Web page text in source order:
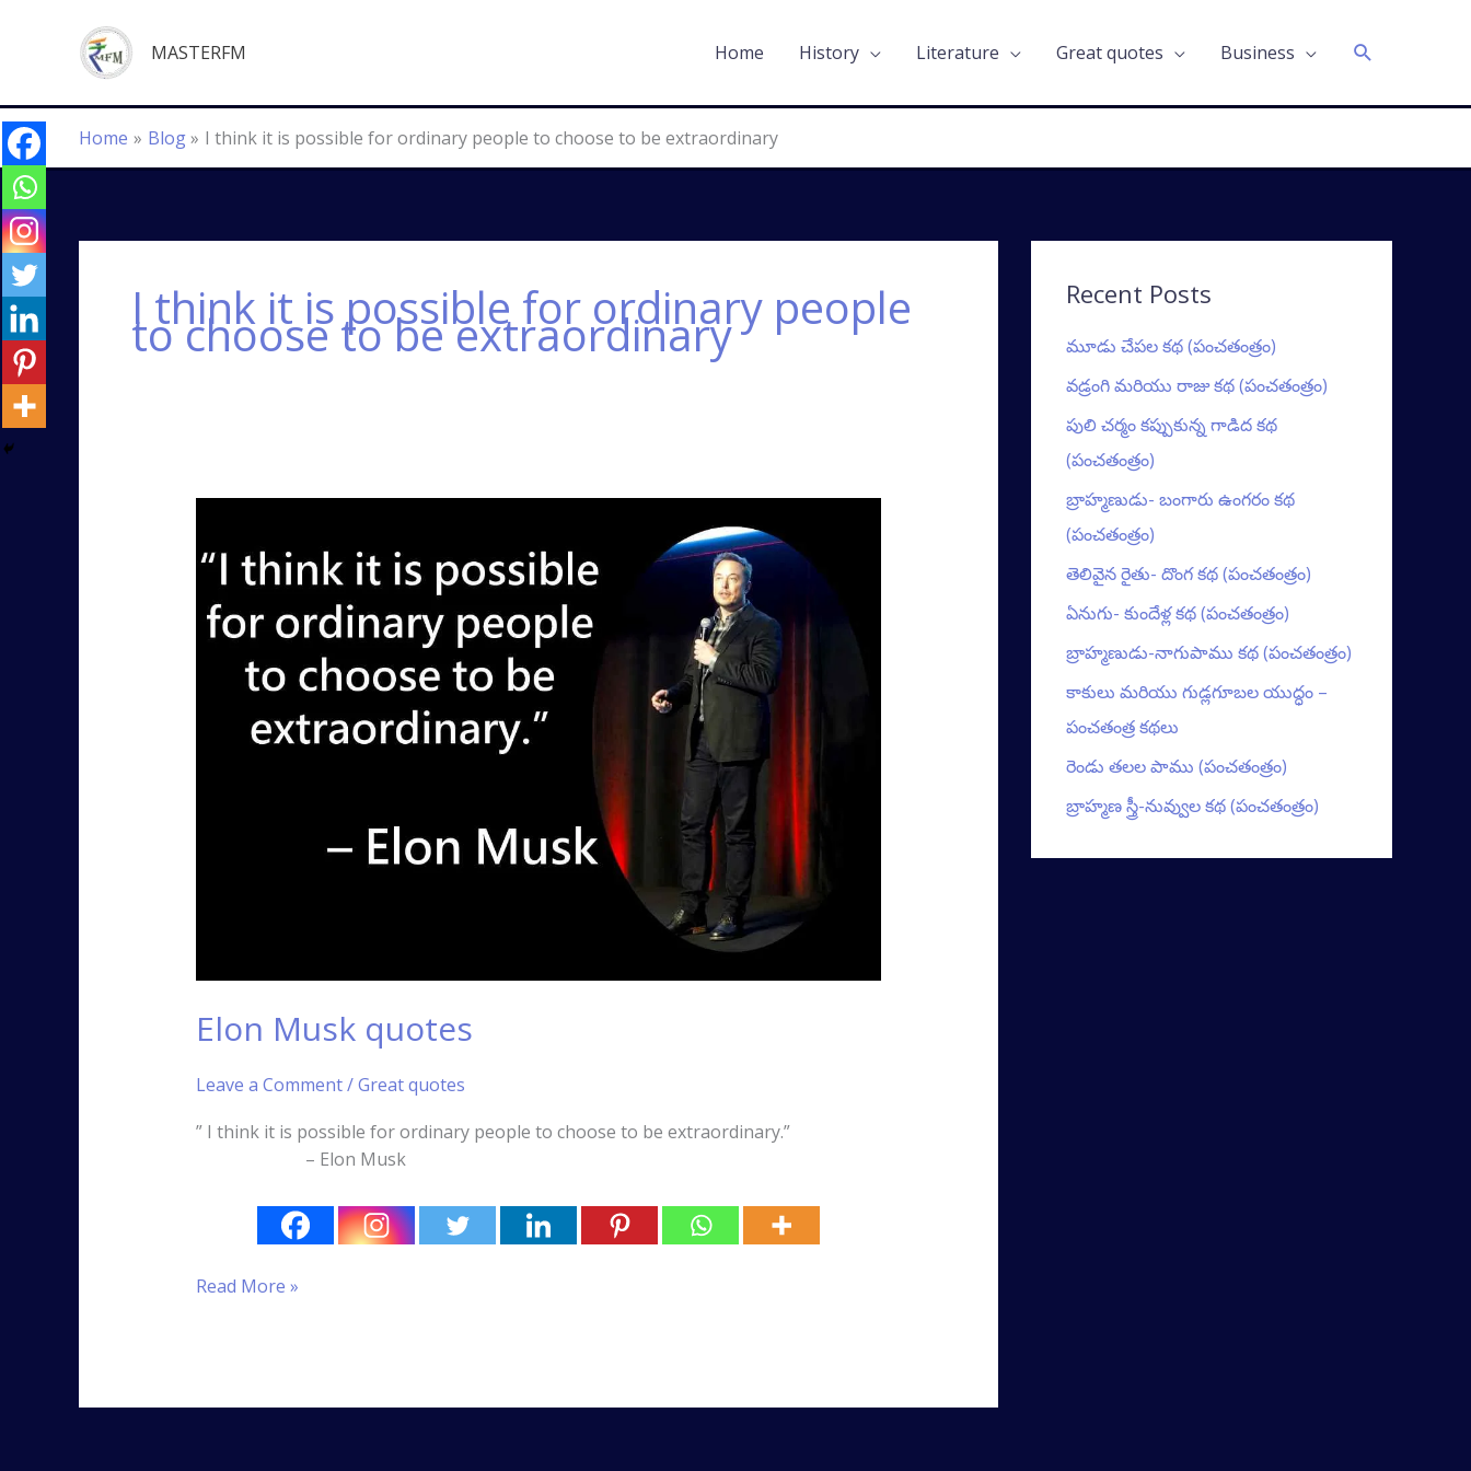
MASTERFM Home History Literature Great quotes Business Search
Home Blog I think it is possible for ordinary people to choose to be extraordinary
I think it is possible for ordinary people
to choose to be extraordinary
Elon Musk quotes
Leave a Comment/Great quotes
” I think it is possible for ordinary people to choose to be extraordinary.”
– Elon Musk
quotes
Read More »
Recent Posts
మూడు చేపల కథ (పంచతంత్రం)
వడ్రంగి మరియు రాజు కథ (పంచతంత్రం)
పులి చర్మం కప్పుకున్న గాడిద కథ
(పంచతంత్రం)
బ్రాహ్మణుడు- బంగారు ఉంగరం కథ
(పంచతంత్రం)
తెలివైన రైతు- దొంగ కథ (పంచతంత్రం)
ఏనుగు- కుందేళ్ల కథ (పంచతంత్రం)
బ్రాహ్మణుడు-నాగుపాము కథ (పంచతంత్రం)
కాకులు మరియు గుడ్లగూబల యుద్ధం –
పంచతంత్ర కథలు
రెండు తలల పాము (పంచతంత్రం)
బ్రాహ్మణ స్త్రీ-నువ్వుల కథ (పంచతంత్రం)